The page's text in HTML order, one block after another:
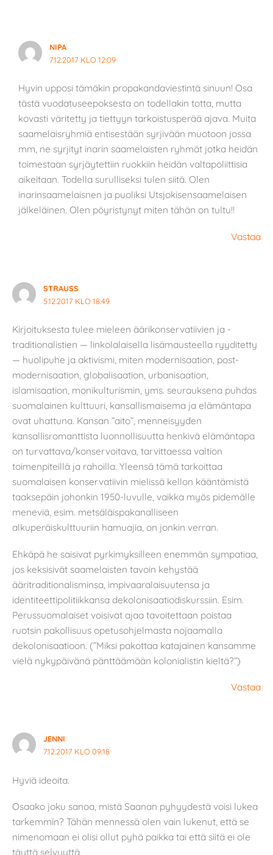
NIPA
7.12.2017 KLO 12:09
Hyvin upposi tämäkin propakandaviestintä sinuun! Osa
tästä vuodatuseepoksesta on todellakin totta, mutta
kovasti väritetty ja tiettyyn tarkoistusperää ajava. Muita
saamelaisryhmiä entisestään syrjivään muotoon jossa
mm, ne syrjityt inarin saamelaisten ryhmät jotka heidän
toimestaan syrjäytettiin ruokkiin heidän valtapoliittisia
aikeitaan. Todella surulliseksi tulen siitä. Olen
inarinsaamelaisnen ja puoliksi Utsjokisensaamelaisen
jälkeläinen. Olen pöyristynyt miten tähän on tultu!!
Vastaa
STRAUSS
5.12.2017 KLO 18:49
Kirjoituksesta tulee mieleen äärikonservatiivien ja -
traditionalistien — linkolalaisella lisämausteella ryyditetty
— huolipuhe ja aktivismi, miten modernisaation, post-
modernisaation, globalisaation, urbanisaation,
islamisaation, monikulturismin, yms. seurauksena puhdas
suomalainen kulttuuri, kansallismaisema ja elämäntapa
ovat uhattuna. Kansan ”aito”, menneisyyden
kansallisromanttista luonnollisuutta henkivä elämäntapa
on turvattava/konservoitava, tarvittaessa valtion
toimenpiteillä ja rahoilla. Yleensä tämä tarkoittaa
suomalaisen konservatiivin mielissä kellon kääntämistä
taaksepäin johonkin 1950-luvulle, vaikka myös pidemälle
meneviä, esim. metsäläispakanalliseen
alkuperäiskulttuuriin hamuajia, on jonkin verran.
Ehkäpä he saisivat pyrkimyksilleen enemmän sympatiaa,
jos keksisivät saamelaisten tavoin kehystää
ääritraditionalisminsa, impivaaralaisuutensa ja
identiteettipolitiikkansa dekolonisaatiodiskurssiin. Esim.
Perussuomalaiset voisivat ajaa tavoitettaan poistaa
ruotsin pakollisuus opetusohjelmasta nojaamalla
dekolonisaatioon. (”Miksi pakottaa katajainen kansamme
vielä nykypäivänä pänttäämään kolonialistin kieltä?”)
Vastaa
JENNI
7.12.2017 KLO 09:18
Hyviä ideoita.
Osaako joku sanoa, mistä Saanan pyhyydestä voisi lukea
tarkemmin? Tähän mennessä olen vain lukenut, että se
nimenomaan ei olisi ollut pyhä paikka tai että siitä ei ole
täyttä selvyyttä.